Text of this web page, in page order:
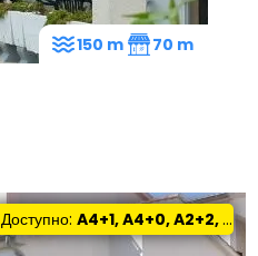
150 m 70 m
Доступно:A4+1, A4+0, A2+2, A2+1